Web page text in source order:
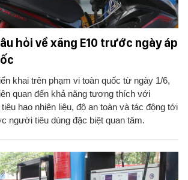
hỏi về xăng E10 trước ngày áp
khai trên phạm vi toàn quốc từ ngày 1/6,
quan đến khả năng tương thích với
hao nhiên liệu, độ an toàn và tác động tới
người tiêu dùng đặc biệt quan tâm.